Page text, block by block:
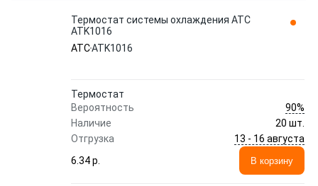
Термостат системы охлаждения ATC
ATK1016
ATCATK1016
Термостат
Вероятность
90%
Наличие
20 шт.
Отгрузка
13 - 16 августа
6.34 p.
В корзину